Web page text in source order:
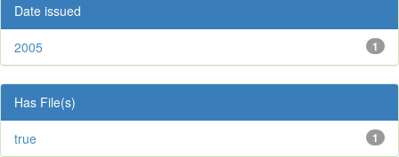
Date issued
1
2005
Has File(s)
1
true